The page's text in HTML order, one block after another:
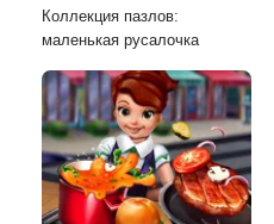
Коллекция пазлов:
маленькая русалочка